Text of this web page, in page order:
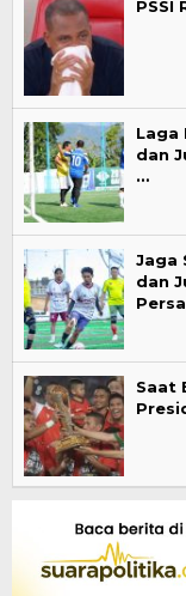
PSSI
Laga
dan
…
Jaga
dan
Saat